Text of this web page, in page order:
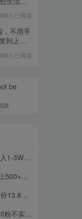
人已阅读
，不用手
到上架
人已阅读
be
踏
稿多吃多渠道变现
高效简单！
卖了20w
1W+【揭秘】